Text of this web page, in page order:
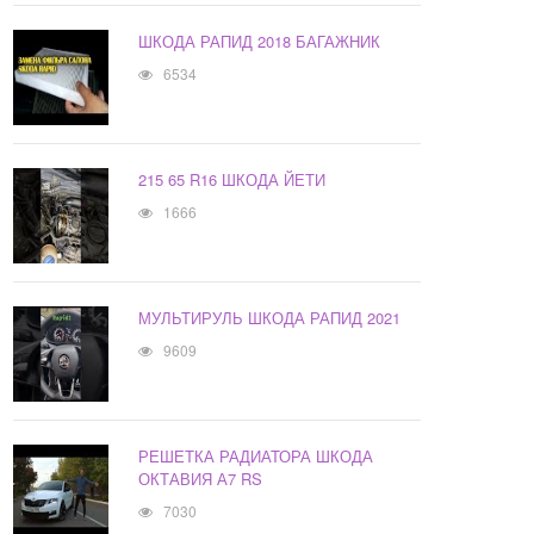
ШКОДА РАПИД 2018 БАГАЖНИК
6534
215 65 R16 ШКОДА ЙЕТИ
1666
МУЛЬТИРУЛЬ ШКОДА РАПИД 2021
9609
РЕШЕТКА РАДИАТОРА ШКОДА
ОКТАВИЯ А7 RS
7030